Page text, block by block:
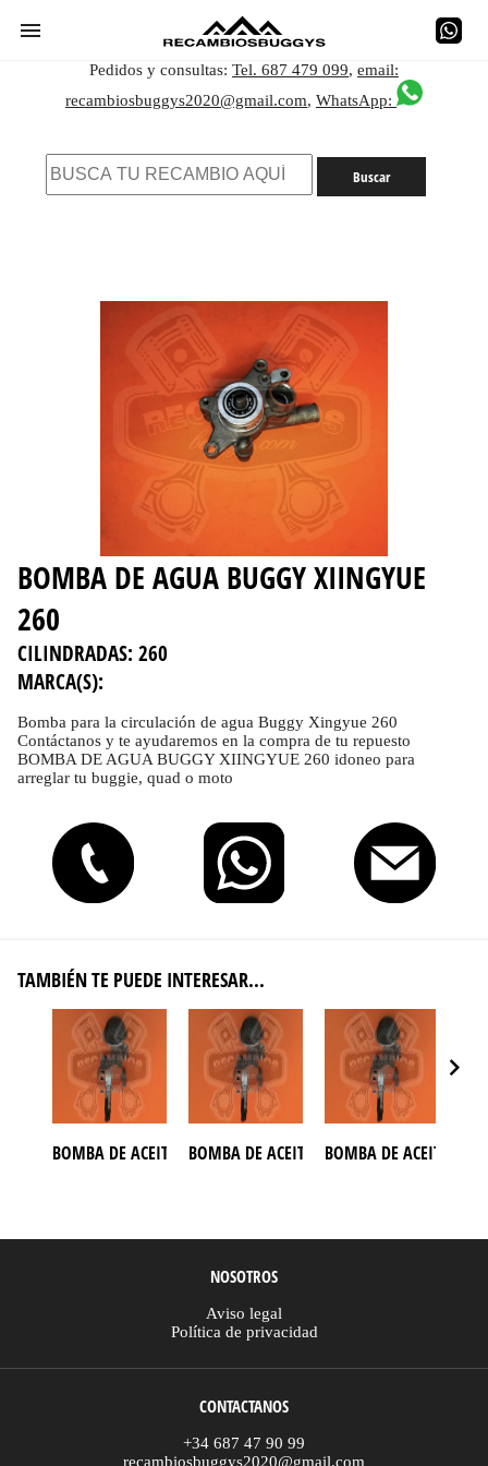
Pedidos y consultas: Tel. 687 479 099, email:
recambiosbuggys2020@gmail.com, WhatsApp:
BOMBA DE AGUA BUGGY XIINGYUE
260
CILINDRADAS: 260
MARCA(S):
Bomba para la circulación de agua Buggy Xingyue 260
Contáctanos y te ayudaremos en la compra de tu repuesto
BOMBA DE AGUA BUGGY XIINGYUE 260 idoneo para
arreglar tu buggie, quad o moto
TAMBIÉN TE PUEDE INTERESAR...
BOMBA DE ACEITE ATV CSR 500BOMBA DE ACEITE ATV GOES 520
BOMBA DE ACEITE ATV
NOSOTROS
Aviso legal
Política de privacidad
CONTACTANOS
+34 687 47 90 99
recambiosbuggys2020@gmail.com